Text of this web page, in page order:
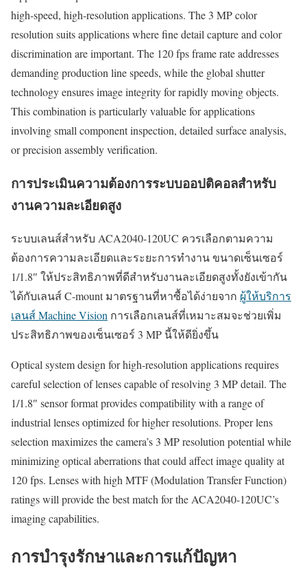
high-speed, high-resolution applications. The 3 MP color
resolution suits applications where fine detail capture and color
discrimination are important. The 120 fps frame rate addresses
demanding production line speeds, while the global shutter
technology ensures image integrity for rapidly moving objects.
This combination is particularly valuable for applications
involving small component inspection, detailed surface analysis,
or precision assembly verification.
การประเมินความต้องการระบบออปติคอลสำหรับ
งานความละเอียดสูง
ระบบเลนส์สำหรับ ACA2040-120UC ควรเลือกตามความ
ต้องการความละเอียดและระยะการทำงาน ขนาดเซ็นเซอร์
1/1.8″ ให้ประสิทธิภาพที่ดีสำหรับงานละเอียดสูงทั้งยังเข้ากัน
ได้กับเลนส์ C-mount มาตรฐานที่หาซื้อได้ง่ายจาก ผู้ให้บริการ
เลนส์ Machine Vision การเลือกเลนส์ที่เหมาะสมจะช่วยเพิ่ม
ประสิทธิภาพของเซ็นเซอร์ 3 MP นี้ให้ดียิ่งขึ้น
Optical system design for high-resolution applications requires
careful selection of lenses capable of resolving 3 MP detail. The
1/1.8″ sensor format provides compatibility with a range of
industrial lenses optimized for higher resolutions. Proper lens
selection maximizes the camera’s 3 MP resolution potential while
minimizing optical aberrations that could affect image quality at
120 fps. Lenses with high MTF (Modulation Transfer Function)
ratings will provide the best match for the ACA2040-120UC’s
imaging capabilities.
การบำรุงรักษาและการแก้ปัญหา